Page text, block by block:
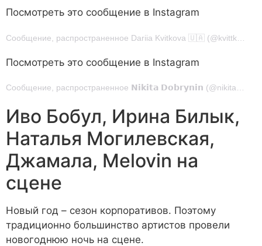
Посмотреть это сообщение в Instagram
Посмотреть это сообщение в Instagram
Сообщение, распространенное 𝗡𝗶𝗸𝗶𝘁𝗮 𝗗𝗼𝗯𝗿𝘆𝗻𝗶𝗻 (@nikitadobrynin)
Иво Бобул, Ирина Билык,
Наталья Могилевская,
Джамала, Melovin на
сцене
Новый год – сезон корпоративов. Поэтому
традиционно большинство артистов провели
новогоднюю ночь на сцене.